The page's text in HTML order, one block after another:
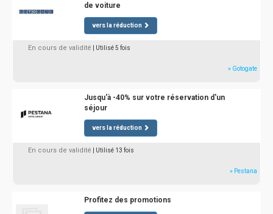
de voiture
vers la réduction
En cours de validité | Utilisé 5 fois
» Gotogate
Jusqu'à -40% sur votre réservation d'un
séjour
vers la réduction
En cours de validité | Utilisé 13 fois
» Pestana
Profitez des promotions